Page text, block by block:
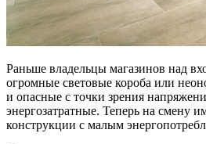
Раньше владельцы магазинов над
огромные световые короба или
и опасные с точки зрения
энергозатратные. Теперь на смену
конструкции с малым